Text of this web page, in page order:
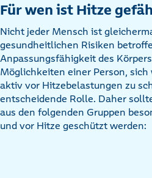
Für wen ist Hitze
Nicht jeder Mensch ist
gesundheitlichen Risiken
Anpassungsfähigkeit des
Möglichkeiten einer Person,
aktiv vor Hitzebelastungen zu
entscheidende Rolle. Daher
aus den folgenden Gruppen
und vor Hitze geschützt werden: